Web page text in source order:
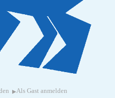
▸Als Gast anmelden